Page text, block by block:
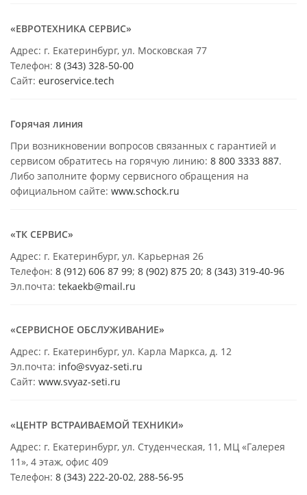
«ЕВРОТЕХНИКА СЕРВИС»
Адрес: г. Екатеринбург, ул. Московская 77
Телефон: 8 (343) 328-50-00
Сайт: euroservice.tech
Горячая линия
При возникновении вопросов связанных с гарантией и
сервисом обратитесь на горячую линию: 8 800 3333 887.
Либо заполните форму сервисного обращения на
официальном сайте: www.schock.ru
«ТК СЕРВИС»
Адрес: г. Екатеринбург, ул. Карьерная 26
Телефон: 8 (912) 606 87 99; 8 (902) 875 20; 8 (343) 319-40-96
Эл.почта: tekaekb@mail.ru
«СЕРВИСНОЕ ОБСЛУЖИВАНИЕ»
Адрес: г. Екатеринбург, ул. Карла Маркса, д. 12
Эл.почта: info@svyaz-seti.ru
Сайт: www.svyaz-seti.ru
«ЦЕНТР ВСТРАИВАЕМОЙ ТЕХНИКИ»
Адрес: г. Екатеринбург, ул. Студенческая, 11, МЦ «Галерея
11», 4 этаж, офис 409
Телефон: 8 (343) 222-20-02, 288-56-95